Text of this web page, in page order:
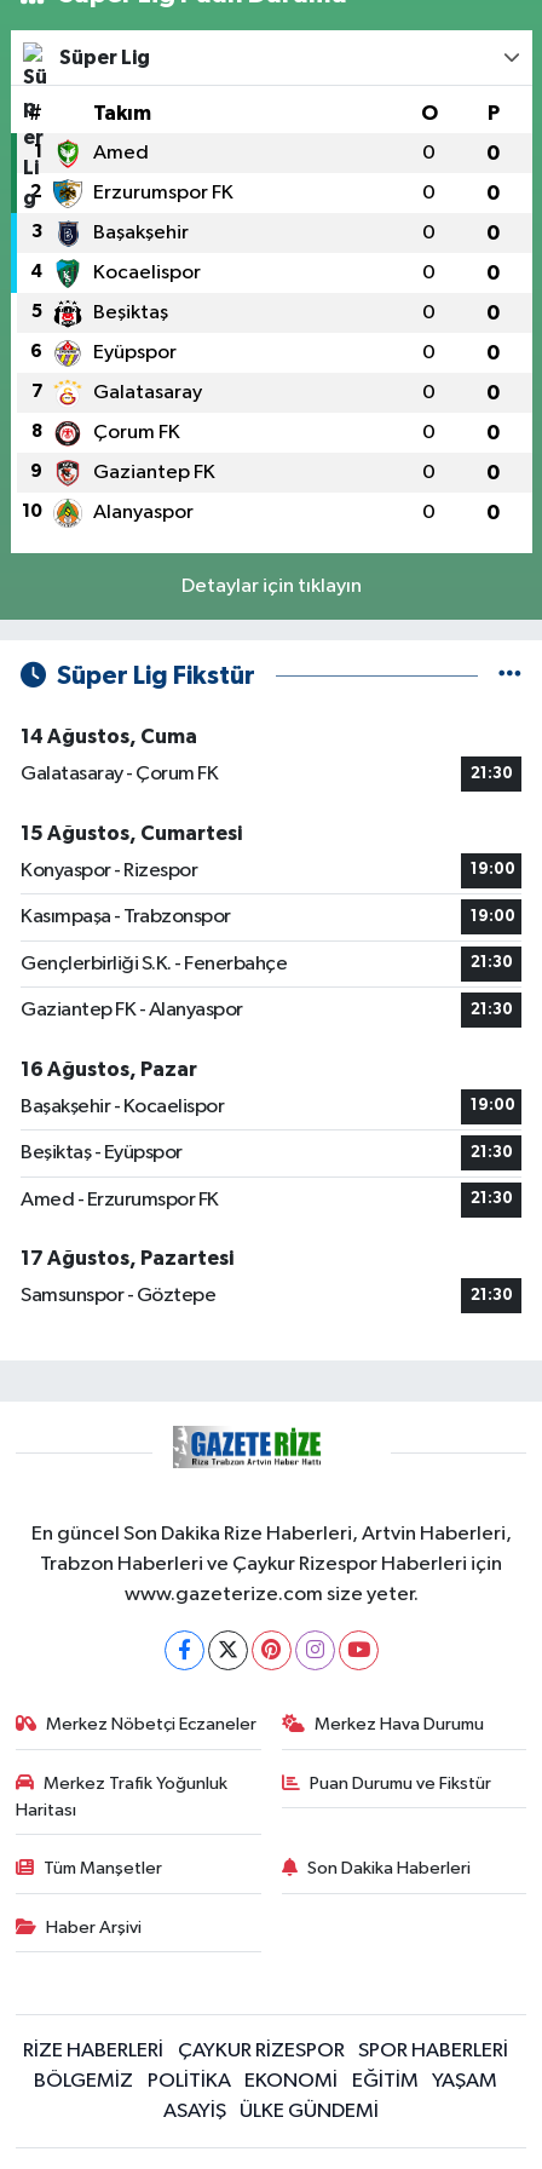
Süper Lig
# Takım O P
1 Amed 0 0
2 Erzurumspor FK 0 0
3 Başakşehir 0 0
4 Kocaelispor 0 0
5 Beşiktaş 0 0
6 Eyüpspor 0 0
7 Galatasaray 0 0
8 Çorum FK 0 0
9 Gaziantep FK 0 0
10 Alanyaspor 0 0
Detaylar için tıklayın
Süper Lig Fikstür
14 Ağustos, Cuma
Galatasaray - Çorum FK
21:30
15 Ağustos, Cumartesi
Konyaspor - Rizespor
19:00
Kasımpaşa - Trabzonspor 19:00
Gençlerbirliği S.K. - Fenerbahçe 21:30
Gaziantep FK - Alanyaspor 21:30
16 Ağustos, Pazar
Başakşehir - Kocaelispor
19:00
Beşiktaş - Eyüpspor 21:30
Amed - Erzurumspor FK 21:30
17 Ağustos, Pazartesi
Samsunspor - Göztepe
21:30
En güncel Son Dakika Rize Haberleri, Artvin Haberleri,
Trabzon Haberleri ve Çaykur Rizespor Haberleri için
www.gazeterize.com size yeter.
Merkez Nöbetçi Eczaneler Merkez Hava Durumu
Merkez Trafik Yoğunluk
Haritası
Puan Durumu ve Fikstür
Tüm Manşetler Son Dakika Haberleri
Haber Arşivi
RİZE HABERLERİ ÇAYKUR RİZESPOR
SPOR HABERLERİ
BÖLGEMİZ
POLİTİKA EKONOMİ EĞİTİM
YAŞAM
ASAYİŞ
ÜLKE GÜNDEMİ